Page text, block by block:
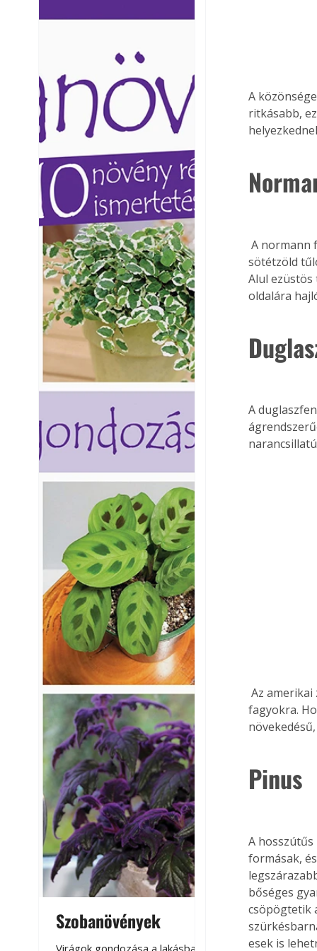
Szobanövények
Virágoskert:
teraszon,
A
ritkásabb,
A normann fenyőként is emlegetett kaukázusi jegenyefenyő tömött ágrendszere és
sötétzöld
Alul
oldalára
A
Az amerikai zöld duglasz gyors növekedésű, de meglehetősen igényes, pl. a későtavaszi
fagyokra.
Pinus
A
formásak,
bőséges
csöpögtetik
esek is